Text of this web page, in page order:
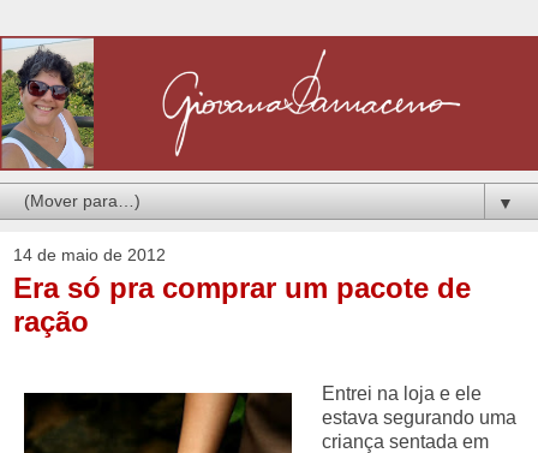
▼
14 de maio de 2012
Era só pra comprar um pacote de
ração
Entrei na loja e ele
estava segurando uma
criança sentada em